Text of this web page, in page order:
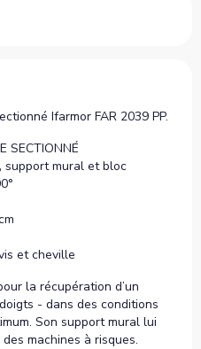
Ifarmor FAR 2039 PP.
SECTIONNÉ
support mural et bloc
et cheville
la récupération d’un
- dans des conditions
Son support mural lui
machines à risques.